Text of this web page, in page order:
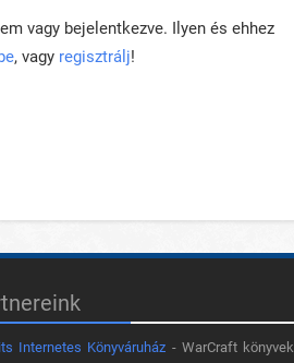
vagy bejelentkezve. Ilyen és ehhez
, vagy regisztrálj!
Internetes Könyváruház - WarCraft könyvek